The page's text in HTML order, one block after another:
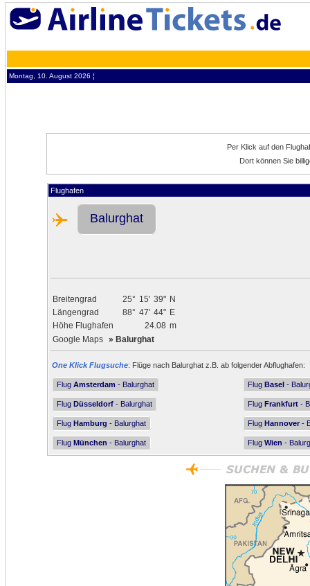
Montag, 10. August 2026 ¦
Per Klick auf den
Dort können Sie
Flughafen
Balurghat
Breitengrad 25° 15' 39" N
Längengrad
88° 47' 44" E
Höhe Flughafen
24.08 m
Google Maps » Balurghat
One Klick Flugsuche: Flüge nach Balurghat z.B. ab folgender Abflughafen:
Flug Amsterdam - Balurghat Flug Basel -
Flug Düsseldorf - Balurghat Flug Frankfurt -
Flug Hamburg - Balurghat Flug Hannover -
Flug München - Balurghat Flug Wien -